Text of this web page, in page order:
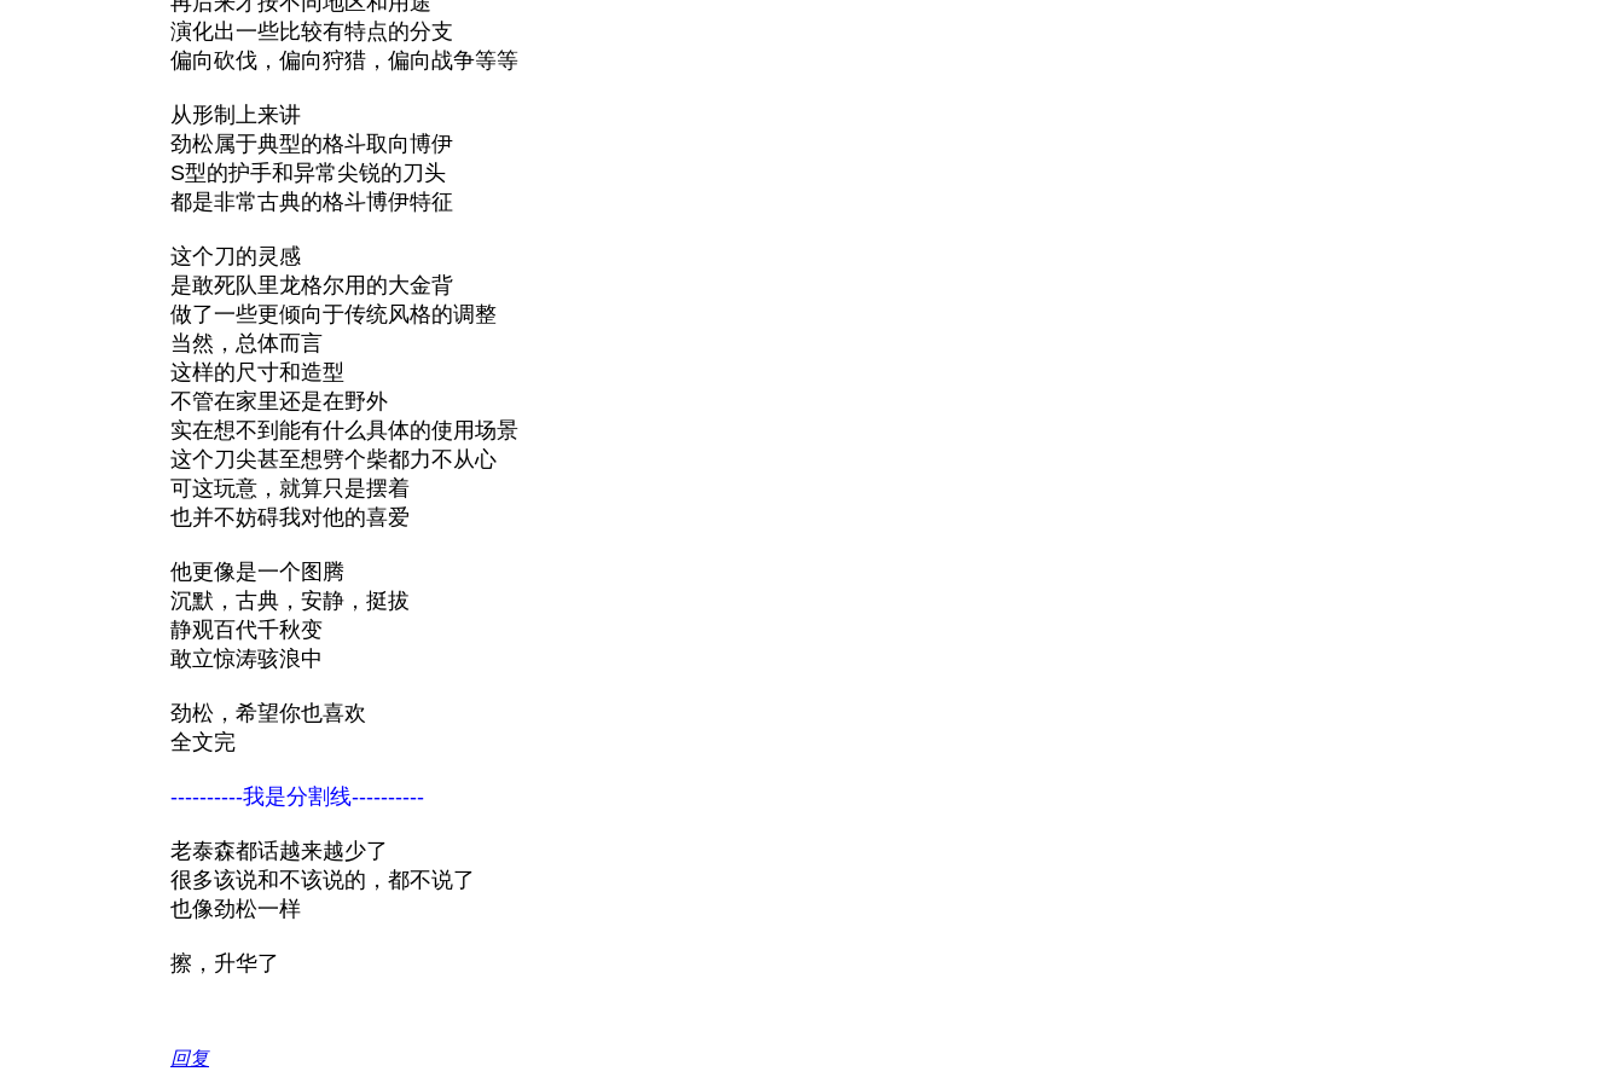
演化出一些比较有特点的分支
偏向砍伐，偏向狩猎，偏向战争等等
从形制上来讲
劲松属于典型的格斗取向博伊
S型的护手和异常尖锐的刀头
都是非常古典的格斗博伊特征
这个刀的灵感
是敢死队里龙格尔用的大金背
做了一些更倾向于传统风格的调整
当然，总体而言
这样的尺寸和造型
不管在家里还是在野外
实在想不到能有什么具体的使用场景
这个刀尖甚至想劈个柴都力不从心
可这玩意，就算只是摆着
也并不妨碍我对他的喜爱
他更像是一个图腾
沉默，古典，安静，挺拔
静观百代千秋变
敢立惊涛骇浪中
劲松，希望你也喜欢
全文完
----------我是分割线----------
老泰森都话越来越少了
很多该说和不该说的，都不说了
也像劲松一样
擦，升华了
回复